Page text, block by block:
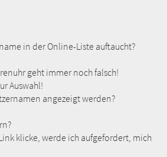
in der Online-Liste auftaucht?
geht immer noch falsch!
Auswahl!
angezeigt werden?
klicke, werde ich aufgefordert, mich